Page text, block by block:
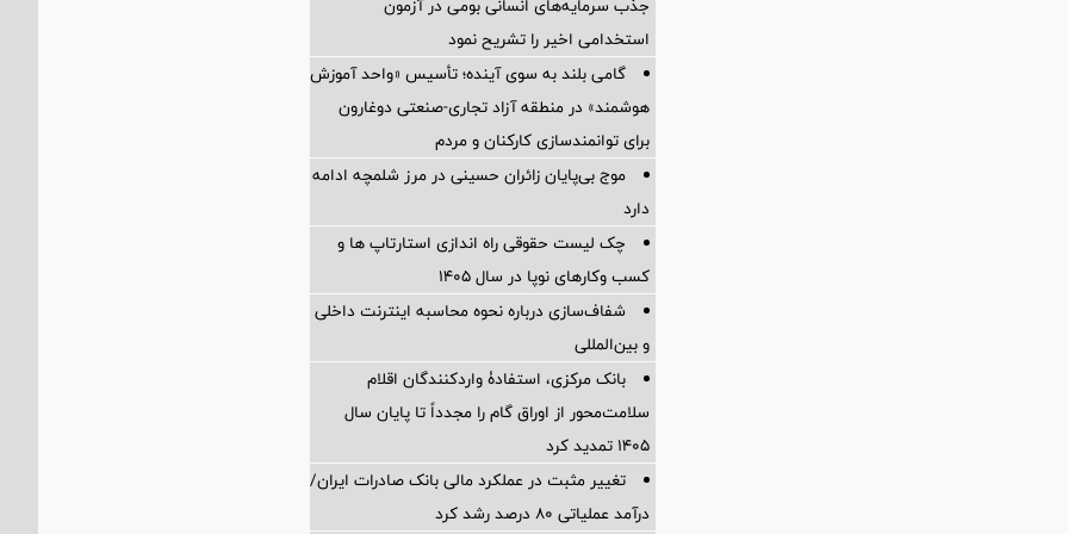
استخدامی اخیر را تشریح نمود
گامی بلند به سوی آینده؛ تأسیس «واحد آموزش
هوشمند» در منطقه آزاد تجاری-صنعتی دوغارون
برای توانمندسازی کارکنان و مردم
موج بی‌پایان زائران حسینی در مرز شلمچه ادامه
دارد
چک لیست حقوقی راه اندازی استارتاپ ها و
کسب وکارهای نوپا در سال ۱۴۰۵
شفاف‌سازی درباره نحوه محاسبه اینترنت داخلی
و بین‌المللی
بانک مرکزی، استفادۀ واردکنندگان اقلام
سلامت‌محور از اوراق گام را مجدداً تا پایان سال
۱۴۰۵ تمدید کرد
تغییر مثبت در عملکرد مالی بانک صادرات ایران/
درآمد عملیاتی 80 درصد رشد کرد